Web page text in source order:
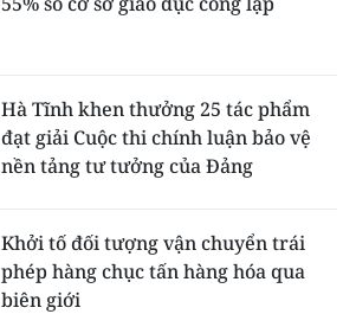
Hà Tĩnh khen thưởng 25 tác phẩm
đạt giải Cuộc thi chính luận bảo vệ
nền tảng tư tưởng của Đảng
Khởi tố đối tượng vận chuyển trái
phép hàng chục tấn hàng hóa qua
biên giới